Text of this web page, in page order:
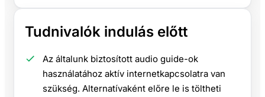
Tudnivalók indulás előtt
Az általunk biztosított audio guide-ok
használatához aktív internetkapcsolatra van
szükség. Alternatívaként előre le is töltheti